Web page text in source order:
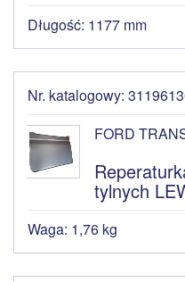
Długość: 1177 mm
Nr. katalogowy:
FORD
tylnych
Waga: 1,76 kg